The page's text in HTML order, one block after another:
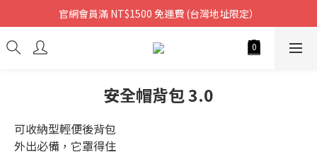
官網會員滿 NT$1500 免運費 (台灣地址限定）
安全帽背包 3.0
可收納型輕便後背包
外出必備，它罩得住